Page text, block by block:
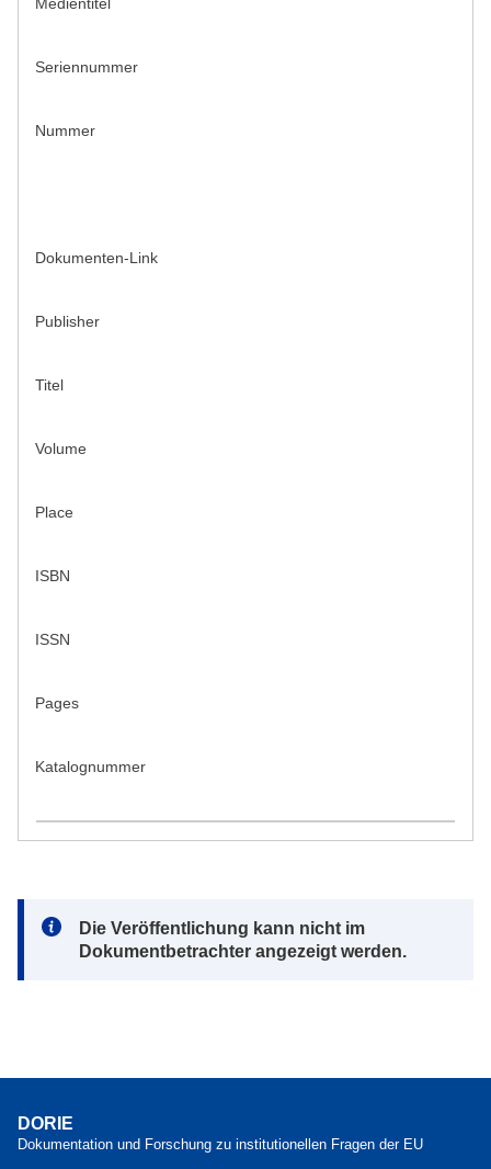
Seriennummer
Nummer
Dokumenten-Link
Publisher
Titel
Volume
Place
ISBN
ISSN
Pages
Katalognummer
Note:
Die Veröffentlichung kann nicht im
Dokumentbetrachter angezeigt werden.
DORIE
Dokumentation und Forschung zu institutionellen Fragen der EU